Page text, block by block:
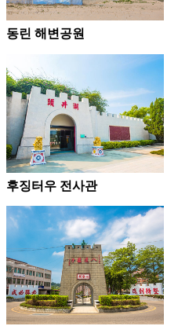
동린 해변공원
후징터우 전사관